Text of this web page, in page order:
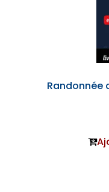
Randonnée